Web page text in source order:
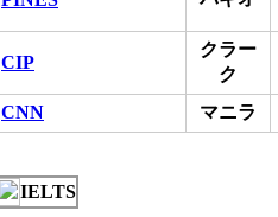
CIP
クラー
ク
CNN
マニラ
IELTS